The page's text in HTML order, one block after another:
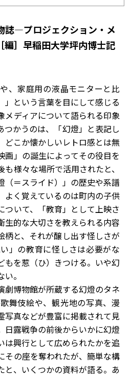
誌―プロジェクション・メ
］早稲田大学坪内博士記
、家庭用の液晶モニターと比
」という言葉を目にして感じる
メディアについて語られる印象
つかうのは、「幻燈」と表記し
どこか懐かしいレトロ感とは無
画」の誕生によってその役目を
様々な場所で活用されたと、
（＝スライド）」の歴史や系譜
よく覚えているのは町内の子供
ついて、「教育」として上映さ
生的な大切さを教えられる内容
柄と、それが醸し出す怪しさが
」の教育に怪しさは必要がな
もを惹（ひ）きつける。いや幻
。
博物館が所蔵する幻燈のタネ
舞伎絵や、観光地の写真、漫
写真などが豊富に掲載されて見
日露戦争の前後からいかに幻燈
は興行として広められたかを追
その座を奪われたが、簡単な構
と、いくつかの資料が語る。あ